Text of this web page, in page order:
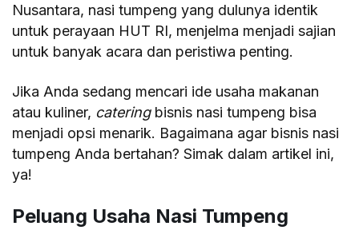
Nusantara, nasi tumpeng yang dulunya identik
untuk perayaan HUT RI, menjelma menjadi sajian
untuk banyak acara dan peristiwa penting.
Jika Anda sedang mencari ide usaha makanan
atau kuliner, catering bisnis nasi tumpeng bisa
menjadi opsi menarik. Bagaimana agar bisnis nasi
tumpeng Anda bertahan? Simak dalam artikel ini,
ya!
Peluang Usaha Nasi Tumpeng